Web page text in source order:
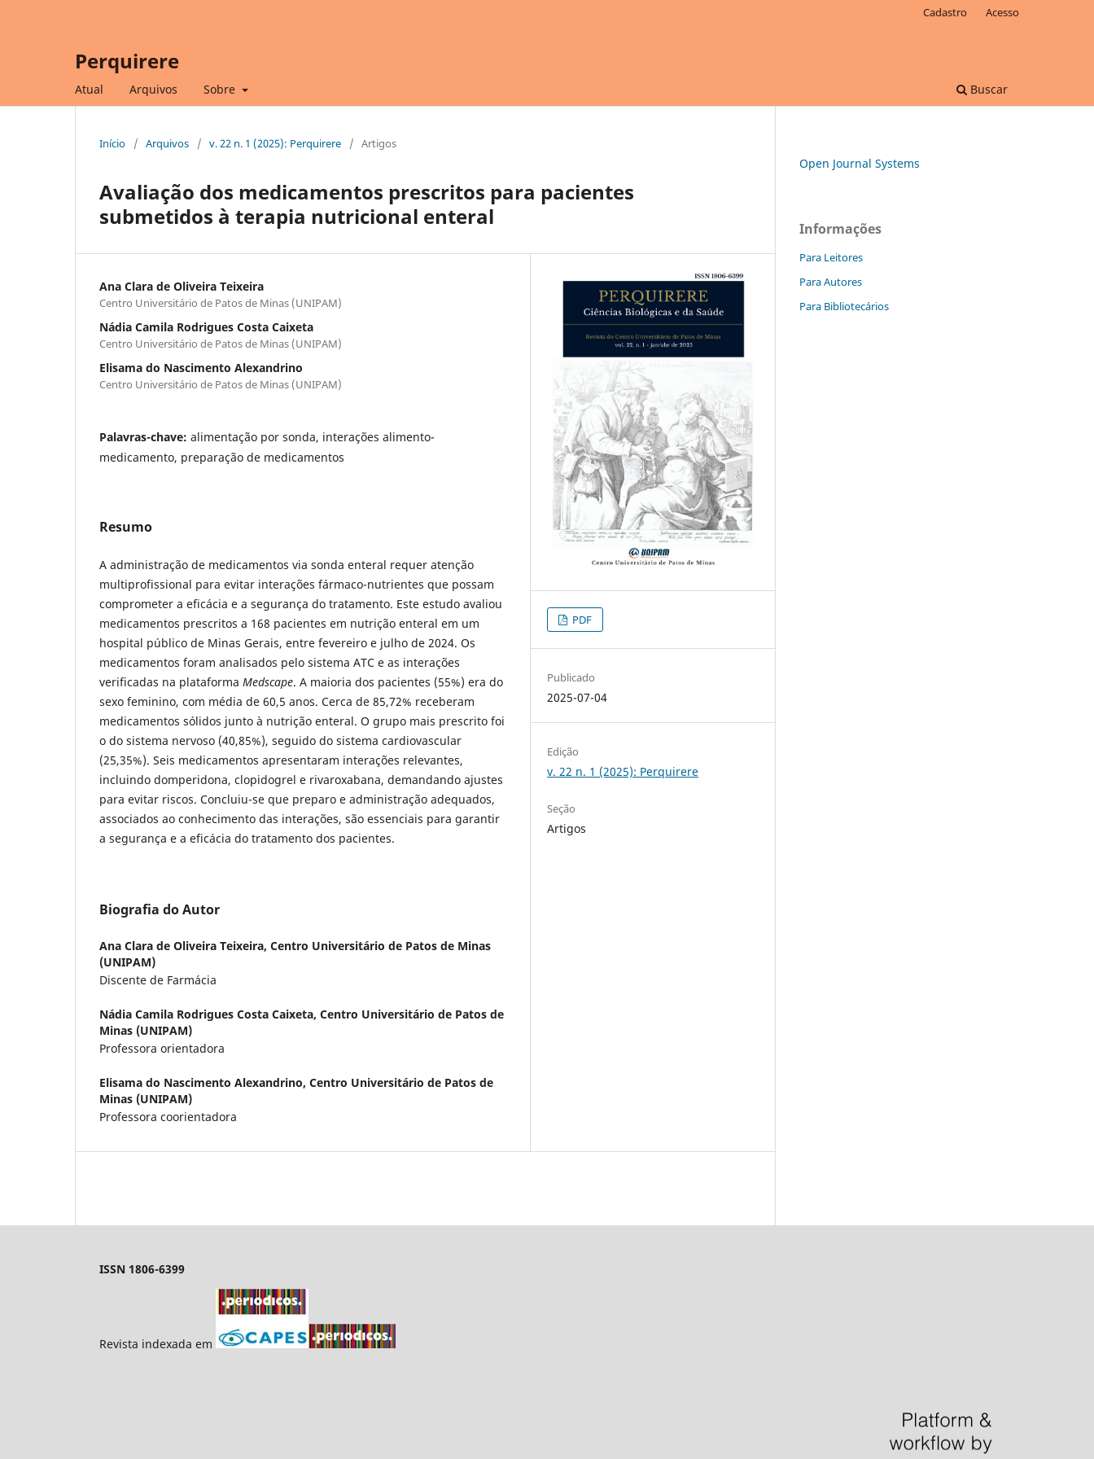
Perquirere
Atual Arquivos Sobre Buscar
Cadastro Acesso
Início / Arquivos / v. 22 n. 1 (2025): Perquirere / Artigos
Avaliação dos medicamentos prescritos para pacientes
submetidos à terapia nutricional enteral
Ana Clara de Oliveira Teixeira
Centro Universitário de Patos de Minas (UNIPAM)
Nádia Camila Rodrigues Costa Caixeta
Centro Universitário de Patos de Minas (UNIPAM)
Elisama do Nascimento Alexandrino
Centro Universitário de Patos de Minas (UNIPAM)
Palavras-chave: alimentação por sonda, interações alimento-
medicamento, preparação de medicamentos
Resumo
A administração de medicamentos via sonda enteral requer atenção
multiprofissional para evitar interações fármaco-nutrientes que possam
comprometer a eficácia e a segurança do tratamento. Este estudo avaliou
medicamentos prescritos a 168 pacientes em nutrição enteral em um
hospital público de Minas Gerais, entre fevereiro e julho de 2024. Os
medicamentos foram analisados pelo sistema ATC e as interações
verificadas na plataforma Medscape. A maioria dos pacientes (55%) era do
sexo feminino, com média de 60,5 anos. Cerca de 85,72% receberam
medicamentos sólidos junto à nutrição enteral. O grupo mais prescrito foi
o do sistema nervoso (40,85%), seguido do sistema cardiovascular
(25,35%). Seis medicamentos apresentaram interações relevantes,
incluindo domperidona, clopidogrel e rivaroxabana, demandando ajustes
para evitar riscos. Concluiu-se que preparo e administração adequados,
associados ao conhecimento das interações, são essenciais para garantir
a segurança e a eficácia do tratamento dos pacientes.
Biografia do Autor
Ana Clara de Oliveira Teixeira, Centro Universitário de Patos de Minas
(UNIPAM)
Discente de Farmácia
Nádia Camila Rodrigues Costa Caixeta, Centro Universitário de Patos de
Minas (UNIPAM)
Professora orientadora
Elisama do Nascimento Alexandrino, Centro Universitário de Patos de
Minas (UNIPAM)
Professora coorientadora
PDF
Publicado
2025-07-04
Edição
v. 22 n. 1 (2025): Perquirere
Seção
Artigos
Open Journal Systems
Informações
Para Leitores
Para Autores
Para Bibliotecários
ISSN 1806-6399
Revista indexada em